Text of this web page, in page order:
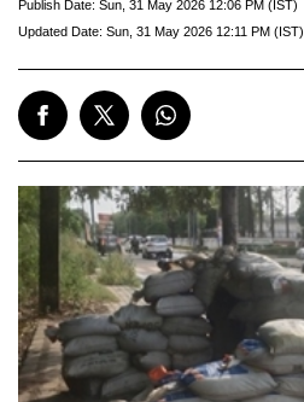
Publish Date: Sun, 31 May 2026 12:06 PM (IST)
Updated Date: Sun, 31 May 2026 12:11 PM (IST)